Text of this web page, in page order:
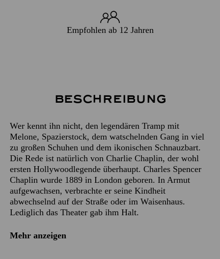
Empfohlen ab 12 Jahren
Beschreibung
Wer kennt ihn nicht, den legendären Tramp mit
Melone, Spazierstock, dem watschelnden Gang in viel
zu großen Schuhen und dem ikonischen Schnauzbart.
Die Rede ist natürlich von Charlie Chaplin, der wohl
ersten Hollywoodlegende überhaupt. Charles Spencer
Chaplin wurde 1889 in London geboren. In Armut
aufgewachsen, verbrachte er seine Kindheit
abwechselnd auf der Straße oder im Waisenhaus.
Lediglich das Theater gab ihm Halt.
Mehr anzeigen